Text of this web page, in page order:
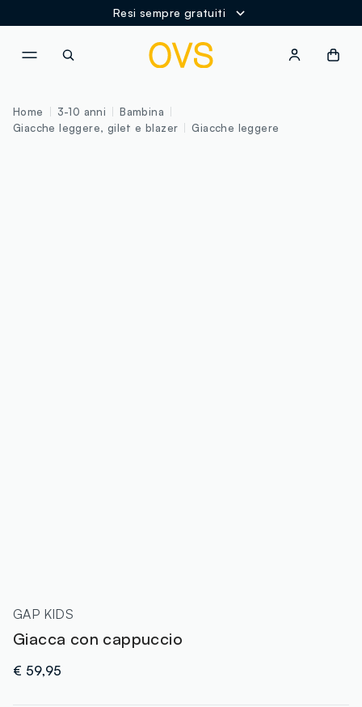
Resi sempre gratuiti
Home 3-10 anni
Bambina
Giacche leggere, gilet e blazer
Giacche leggere
GAP KIDS
Giacca con cappuccio
€ 59,95